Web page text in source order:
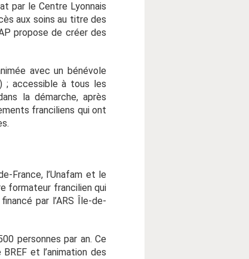
par le Centre Lyonnais
aux soins au titre des
propose de créer des
avec un bénévole
; accessible à tous les
la démarche, après
franciliens qui ont
France, l’Unafam et le
formateur francilien qui
par l’ARS Île-de-
personnes par an. Ce
et l’animation des